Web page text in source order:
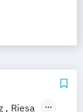
Riesa